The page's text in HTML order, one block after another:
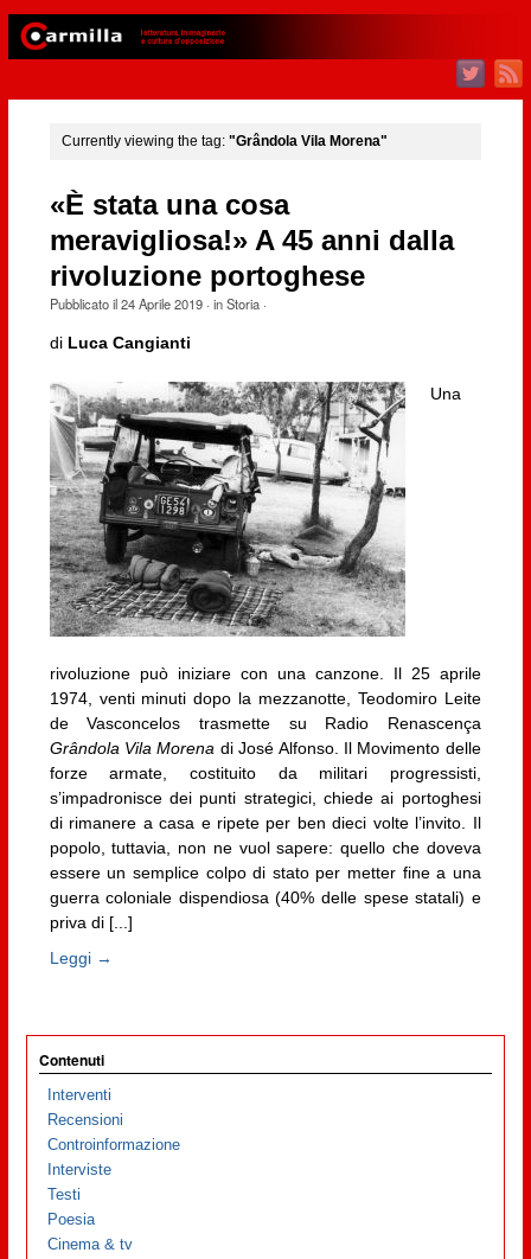
Currently viewing the tag: "Grândola Vila Morena"
«È stata una cosa
meravigliosa!» A 45 anni dalla
rivoluzione portoghese
Pubblicato il24 Aprile 2019· inStoria·
di Luca Cangianti
Una
rivoluzione può iniziare con una canzone. Il 25 aprile
1974, venti minuti dopo la mezzanotte, Teodomiro Leite
de Vasconcelos trasmette su Radio Renascença
Grândola Vila Morena di José Alfonso. Il Movimento delle
forze armate, costituito da militari progressisti,
s’impadronisce dei punti strategici, chiede ai portoghesi
di rimanere a casa e ripete per ben dieci volte l’invito. Il
popolo, tuttavia, non ne vuol sapere: quello che doveva
essere un semplice colpo di stato per metter fine a una
guerra coloniale dispendiosa (40% delle spese statali) e
priva di [...]
Leggi →
Contenuti
Interventi
Recensioni
Controinformazione
Interviste
Testi
Poesia
Cinema & tv